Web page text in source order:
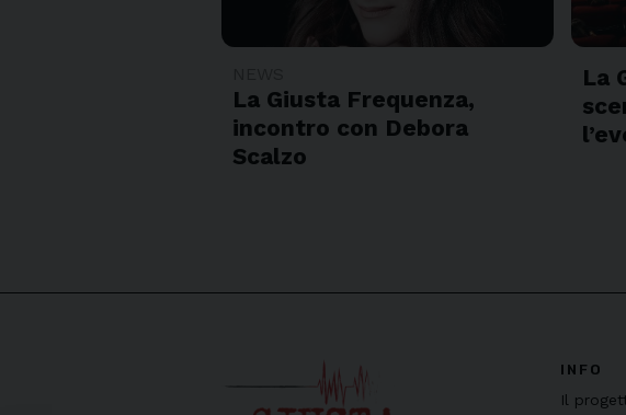
La Giusta Frequenza,
incontro con Debora
Scalzo
La
INFO
Il